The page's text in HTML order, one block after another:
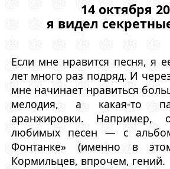
14 октября
я видел
Если мне нравится песня, я
лет много раз подряд. И
мне начинает нравиться
мелодия, а какая-то
аранжировки.
любимых песен — с
Фонтанке» (именно в
Кормильцев, впрочем, гений.